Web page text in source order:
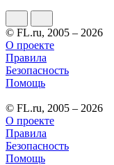
© FL.ru, 2005 – 2026
О проекте
Правила
Безопасность
Помощь
© FL.ru, 2005 – 2026
О проекте
Правила
Безопасность
Помощь